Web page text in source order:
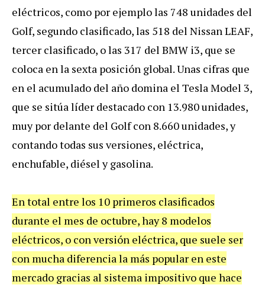
eléctricos, como por ejemplo las 748 unidades del
Golf, segundo clasificado, las 518 del Nissan LEAF,
tercer clasificado, o las 317 del BMW i3, que se
coloca en la sexta posición global. Unas cifras que
en el acumulado del año domina el Tesla Model 3,
que se sitúa líder destacado con 13.980 unidades,
muy por delante del Golf con 8.660 unidades, y
contando todas sus versiones, eléctrica,
enchufable, diésel y gasolina.
En total entre los 10 primeros clasificados
durante el mes de octubre, hay 8 modelos
eléctricos, o con versión eléctrica, que suele ser
con mucha diferencia la más popular en este
mercado gracias al sistema impositivo que hace